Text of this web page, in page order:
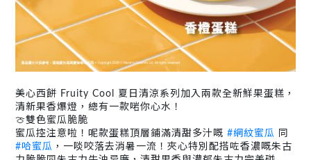
美心西餅 Fruity Cool 夏日清涼系列加入兩款全新鮮果蛋糕，
清新果香爆燈，總有一款啱你心水！
🍈雙色蜜瓜脆脆
蜜瓜控注意啦！呢款蛋糕頂層鋪滿清甜多汁嘅#網紋蜜瓜
同
#哈蜜瓜 ，一啖咬落去消暑一流！夾心特別配搭咗香濃嘅朱古